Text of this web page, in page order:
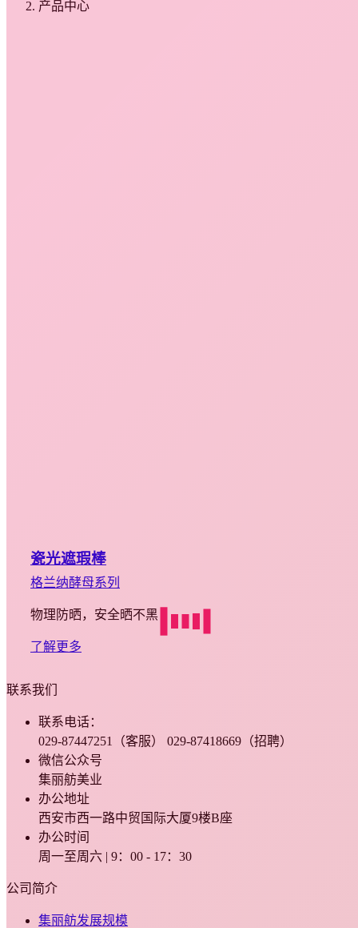
产品中心
瓷光遮瑕棒
格兰纳酵母系列
物理防晒，安全晒不黑
了解更多
联系我们
联系电话：
029-87447251（客服） 029-87418669（招聘）
微信公众号
集丽舫美业
办公地址
西安市西一路中贸国际大厦9楼B座
办公时间
周一至周六 | 9：00 - 17：30
公司简介
集丽舫发展规模